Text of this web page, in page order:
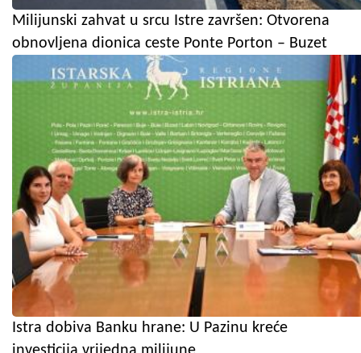
Milijunski zahvat u srcu Istre završen: Otvorena
obnovljena dionica ceste Ponte Porton – Buzet
Istra dobiva Banku hrane: U Pazinu kreće